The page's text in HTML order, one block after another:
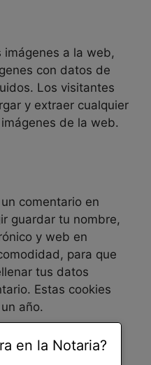
imágenes a la web,
con datos de
Los visitantes
y extraer cualquier
de la web.
comentario en
guardar tu nombre,
y web en
para que
tus datos
Estas cookies
año.
a este sitio,
para
en la Notaria?